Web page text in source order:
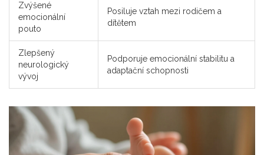
Zvýšené
emocionální
pouto
Posiluje vztah mezi rodičem a
dítětem
Zlepšený
neurologický
vývoj
Podporuje emocionální stabilitu a
adaptační schopnosti